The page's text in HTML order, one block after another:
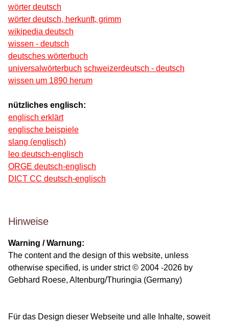
wörter deutsch
wörter deutsch, herkunft, grimm
wikipedia deutsch
wissen - deutsch
deutsches wörterbuch
universalwörterbuch schweizerdeutsch - deutsch
wissen um 1890 herum
nützliches englisch:
englisch erklärt
englische beispiele
slang (englisch)
leo deutsch-englisch
ORGE deutsch-englisch
DICT CC deutsch-englisch
Hinweise
Warning / Warnung:
The content and the design of this website, unless
otherwise specified, is under strict © 2004 -2026 by
Gebhard Roese, Altenburg/Thuringia (Germany)
Für das Design dieser Webseite und alle Inhalte, soweit